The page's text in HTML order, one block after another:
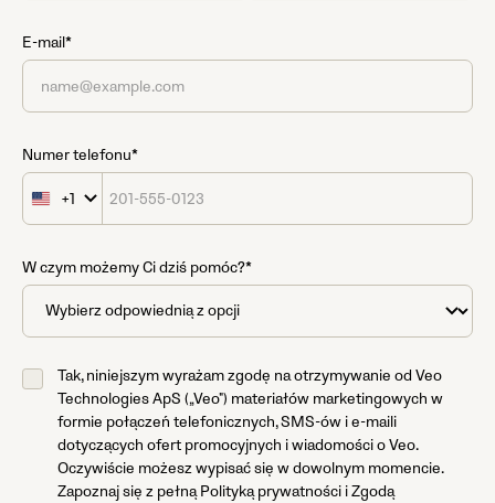
E-mail*
Numer telefonu*
United
States
+1
W czym możemy Ci dziś pomóc?*
Tak, niniejszym wyrażam zgodę na otrzymywanie od Veo
Technologies ApS („Veo") materiałów marketingowych w
formie połączeń telefonicznych, SMS-ów i e-maili
dotyczących ofert promocyjnych i wiadomości o Veo.
Oczywiście możesz wypisać się w dowolnym momencie.
Zapoznaj się z pełną Polityką prywatności i Zgodą